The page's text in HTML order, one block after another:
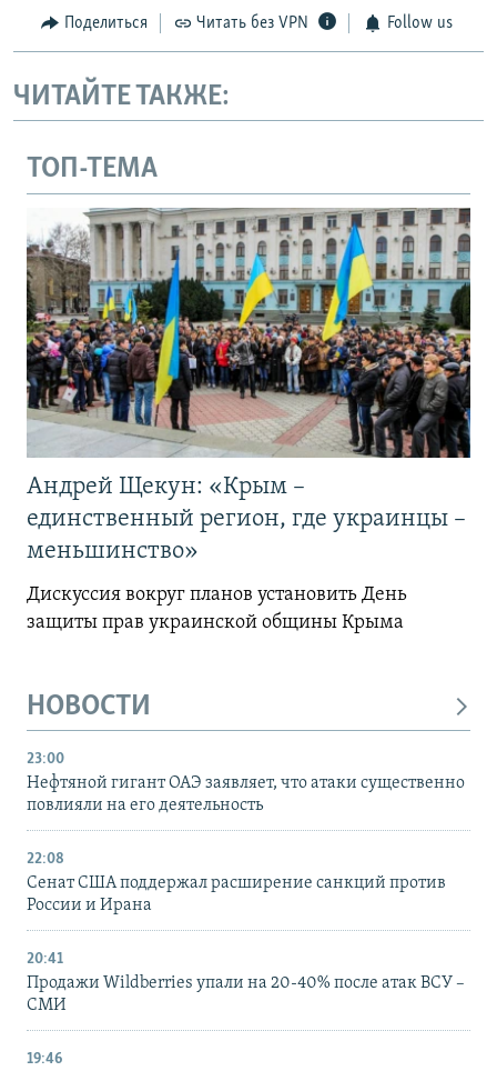
Поделиться Читать без VPN Follow us
ЧИТАЙТЕ ТАКЖЕ:
ТОП-ТЕМА
Андрей Щекун: «Крым –
единственный регион, где украинцы –
меньшинство»
Дискуссия вокруг планов установить День
защиты прав украинской общины Крыма
НОВОСТИ
23:00
Нефтяной гигант ОАЭ заявляет, что атаки существенно
повлияли на его деятельность
22:08
Сенат США поддержал расширение санкций против
России и Ирана
20:41
Продажи Wildberries упали на 20-40% после атак ВСУ –
СМИ
19:46